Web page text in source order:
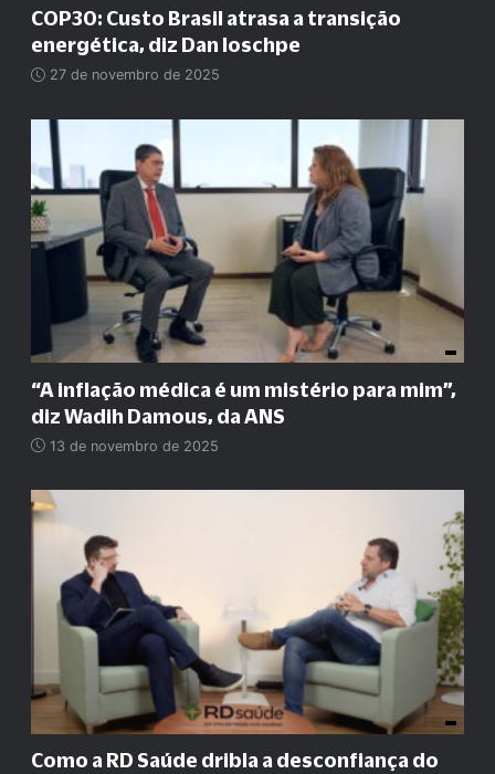
COP30: Custo Brasil atrasa a transição
energética, diz Dan Ioschpe
27 de novembro de 2025
“A inflação médica é um mistério para mim”,
diz Wadih Damous, da ANS
13 de novembro de 2025
Como a RD Saúde dribla a desconfiança do